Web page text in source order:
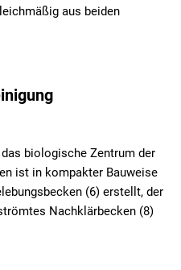
aus beiden
biologische Zentrum der
ist in kompakter Bauweise
(6) erstellt, der
Nachklärbecken (8)